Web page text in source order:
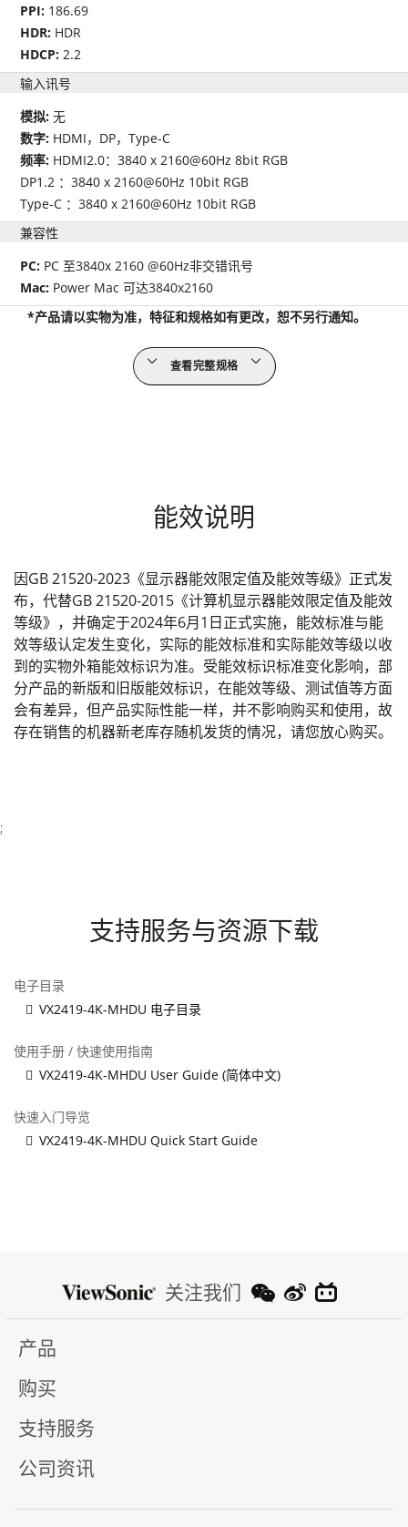
PPI: 186.69
HDR: HDR
HDCP: 2.2
输入讯号
模拟:无
数字: HDMI，DP，Type-C
频率: HDMI2.0：3840 x 2160@60Hz 8bit RGB
DP1.2 ：3840 x 2160@60Hz 10bit RGB
Type-C ：3840 x 2160@60Hz 10bit RGB
兼容性
PC: PC 至3840x 2160 @60Hz非交错讯号
Mac: Power Mac 可达3840x2160
*产品请以实物为准，特征和规格如有更改，恕不另行通知。
查看完整规格
能效说明
因GB 21520-2023《显示器能效限定值及能效等级》正式发
布，代替GB 21520-2015《计算机显示器能效限定值及能效
等级》，并确定于2024年6月1日正式实施，能效标准与能
效等级认定发生变化，实际的能效标准和实际能效等级以收
到的实物外箱能效标识为准。受能效标识标准变化影响，部
分产品的新版和旧版能效标识，在能效等级、测试值等方面
会有差异，但产品实际性能一样，并不影响购买和使用，故
存在销售的机器新老库存随机发货的情况，请您放心购买。
;
支持服务与资源下载
电子目录
VX2419-4K-MHDU 电子目录
使用手册 / 快速使用指南
VX2419-4K-MHDU User Guide (简体中文)
快速入门导览
VX2419-4K-MHDU Quick Start Guide
关注我们
产品
购买
支持服务
公司资讯